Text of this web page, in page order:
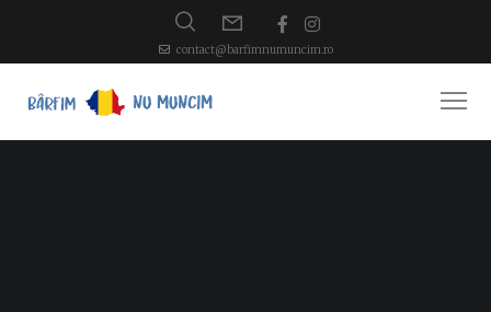
contact@barfimnumuncim.ro